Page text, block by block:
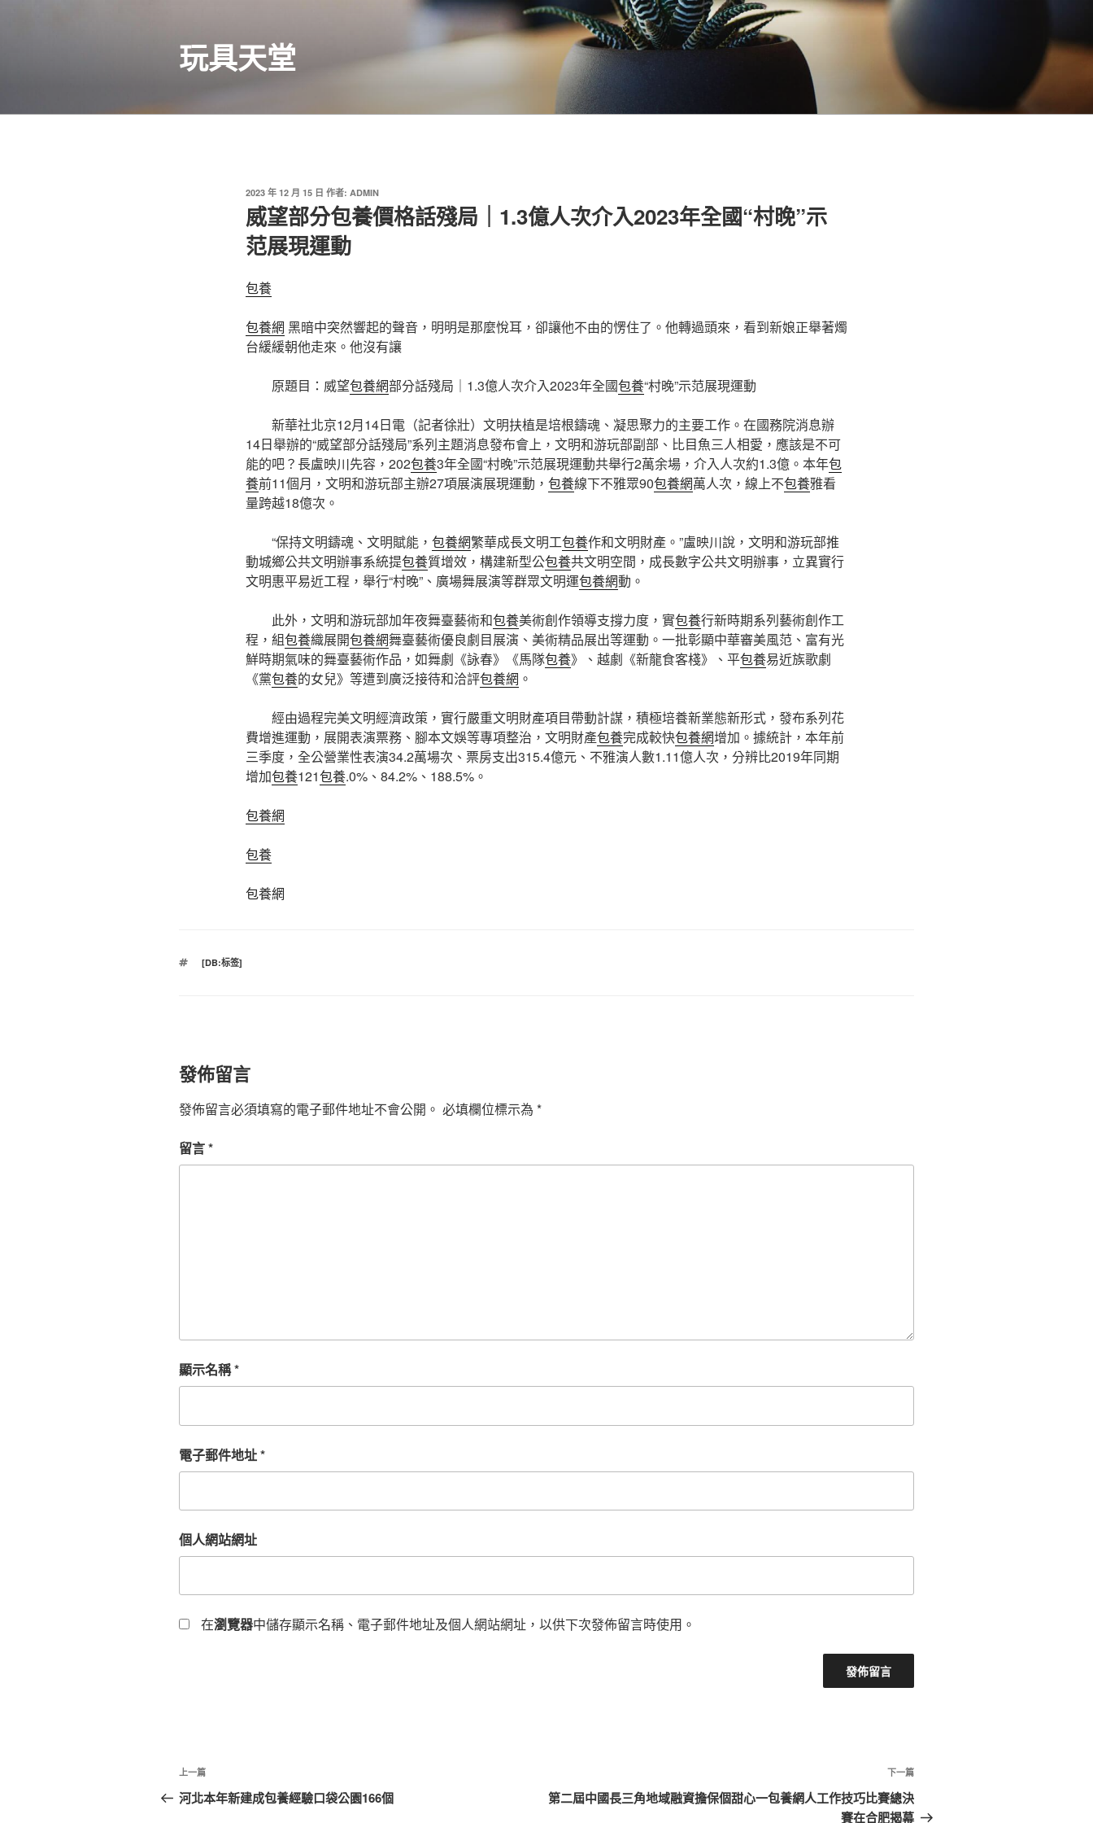
玩具天堂
發
於
2023 年 12 月 15 日 作者: ADMIN
威望部分包養價格話殘局｜1.3億人次介入2023年全國“村晚”示
范展現運動
包養
包養網 黑暗中突然響起的聲音，明明是那麼悅耳，卻讓他不由的愣住了。他轉過頭來，看到新娘正舉著燭
台緩緩朝他走來。他沒有讓
原題目：威望包養網部分話殘局｜1.3億人次介入2023年全國包養“村晚”示范展現運動
新華社北京12月14日電（記者徐壯）文明扶植是培根鑄魂、凝思聚力的主要工作。在國務院消息辦
14日舉辦的“威望部分話殘局”系列主題消息發布會上，文明和游玩部副部、比目魚三人相愛，應該是不可
能的吧？長盧映川先容，202包養3年全國“村晚”示范展現運動共舉行2萬余場，介入人次約1.3億。本年包
養前11個月，文明和游玩部主辦27項展演展現運動， 包養線下不雅眾90包養網萬人次，線上不包養雅看
量跨越18億次。
“保持文明鑄魂、文明賦能， 包養網繁華成長文明工包養作和文明財產。”盧映川說，文明和游玩部推
動城鄉公共文明辦事系統提包養質增效，構建新型公包養共文明空間，成長數字公共文明辦事，立異實行
文明惠平易近工程，舉行“村晚”、廣場舞展演等群眾文明運包養網動。
此外，文明和游玩部加年夜舞臺藝術和包養美術創作領導支撐力度，實包養行新時期系列藝術創作工
程，組包養織展開包養網舞臺藝術優良劇目展演、美術精品展出等運動。一批彰顯中華審美風范、富有光
鮮時期氣味的舞臺藝術作品，如舞劇《詠春》《馬隊包養》、越劇《新龍食客棧》、平包養易近族歌劇
《黨包養的女兒》等遭到廣泛接待和洽評包養網 。
經由過程完美文明經濟政策，實行嚴重文明財產項目帶動計謀，積極培養新業態新形式，發布系列花
費增進運動，展開表演票務、腳本文娛等專項整治，文明財產包養完成較快包養網增加。據統計，本年前
三季度，全公營業性表演34.2萬場次、票房支出315.4億元、不雅演人數1.11億人次，分辨比2019年同期
增加包養121包養.0%、84.2%、188.5%。
包養網
包養
包養網
標
[DB:标签]
發佈留言
發佈留言必須填寫的電子郵件地址不會公開。 必填欄位標示為 *
留言*
顯示名稱*
電子郵件地址*
個人網站網址
在瀏覽器中儲存顯示名稱、電子郵件地址及個人網站網址，以供下次發佈留言時使用。
文
章
上
一
上一篇
河北本年新建成包養經驗口袋公園166個
下
一
篇
下一篇
第二屆中國長三角地域融資擔保個甜心一包養網人工作技巧比賽總決
賽在合肥揭幕